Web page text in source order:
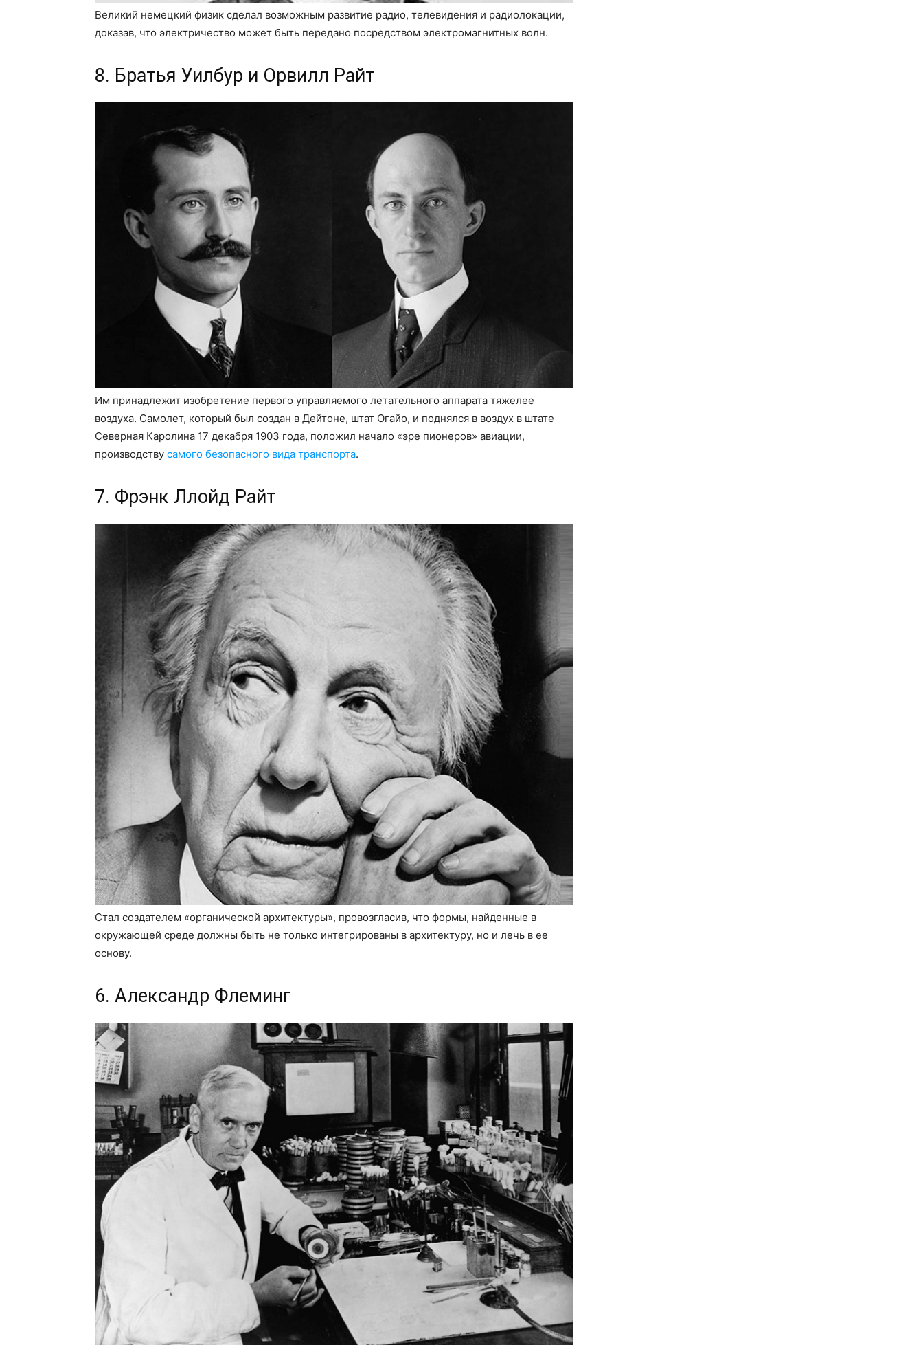
Великий немецкий физик сделал возможным развитие радио, телевидения и радиолокации,
доказав, что электричество может быть передано посредством электромагнитных волн.
8. Братья Уилбур и Орвилл Райт
Им принадлежит изобретение первого управляемого летательного аппарата тяжелее
воздуха. Самолет, который был создан в Дейтоне, штат Огайо, и поднялся в воздух в штате
Северная Каролина 17 декабря 1903 года, положил начало «эре пионеров» авиации,
производству самого безопасного вида транспорта.
7. Фрэнк Ллойд Райт
Стал создателем «органической архитектуры», провозгласив, что формы, найденные в
окружающей среде должны быть не только интегрированы в архитектуру, но и лечь в ее
основу.
6. Александр Флеминг